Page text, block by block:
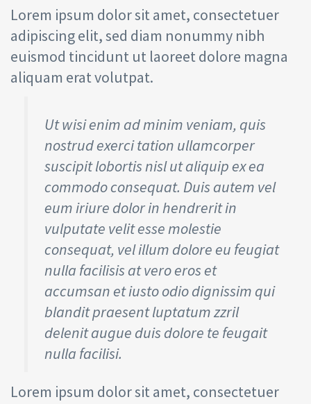
Lorem ipsum dolor sit amet, consectetuer
adipiscing elit, sed diam nonummy nibh
euismod tincidunt ut laoreet dolore magna
aliquam erat volutpat.
Ut wisi enim ad minim veniam, quis
nostrud exerci tation ullamcorper
suscipit lobortis nisl ut aliquip ex ea
commodo consequat. Duis autem vel
eum iriure dolor in hendrerit in
vulputate velit esse molestie
consequat, vel illum dolore eu feugiat
nulla facilisis at vero eros et
accumsan et iusto odio dignissim qui
blandit praesent luptatum zzril
delenit augue duis dolore te feugait
nulla facilisi.
Lorem ipsum dolor sit amet, consectetuer